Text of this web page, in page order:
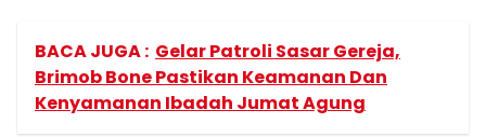
BACA JUGA : Gelar Patroli Sasar Gereja,
Brimob Bone Pastikan Keamanan Dan
Kenyamanan Ibadah Jumat Agung